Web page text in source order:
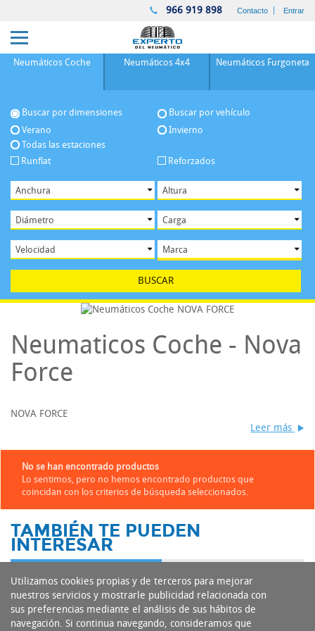
966 919 898 Contacto Entrar
Neumáticos Coche Neumáticos 4x4 Neumáticos Furgoneta
Buscar por dimensiones
Buscar por vehículo
Verano
Invierno
Todas las estaciones
Runflat
Reforzados
BUSCAR
Neumaticos Coche - Nova
Force
NOVA FORCE
Leer más
No se han encontrado productos
Lo sentimos, pero no hemos encontrado productos que
coincidan con los criterios de búsqueda seleccionados.
TAMBIÉN TE PUEDEN
INTERESAR
Utilizamos cookies propias y de terceros para mejorar
nuestros servicios y mostrarle publicidad relacionada con
sus preferencias mediante el análisis de sus hábitos de
navegación. Si continua navegando, consideramos que